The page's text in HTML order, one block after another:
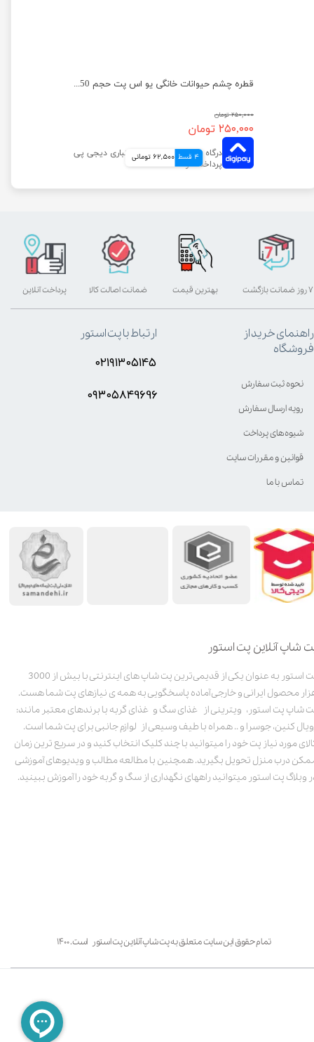
قطره چشم حیوانات خانگی یو اس پت حجم 50 میلی‌لیتر
۲۵۰,۰۰۰ تومان
۲۵۰,۰۰۰ تومان
4 قسط 62,500 تومانی
شاپ آنلاین پت استور
پت استور به عنوان یکی از قدیمی‌ترین پت شاپ های اینترنتی با بیش از 3000
محصول ایرانی و خارجی آماده پاسخگویی به همه ی نیازهای پت شما هست.
شاپ پت استور، ویترینی از غذای سگ و غذای گربه با برندهای معتبر مانند:
کنین، جوسرا و .. همراه با طیف وسیعی از لوازم جانبی برای پت شما است.
مورد نیاز پت خود را میتوانید با چند کلیک انتخاب کنید و در سریع ترین زمان
درب منزل تحویل بگیرید. همچنین با مطالعه مطالب و ویدیوهای آموزشی
وبلاگ پت استور میتوانید راههای نگهداری از سگ و گربه خود را آموزش ببینید.
تمام حقوق این سایت متعلق به پت شاپ آنلاین پت استور است. ۱۴۰۰
بهترین قیمت پرداخت آنلاین ۷ روز ضمانت بازگشت ضمانت اصالت کالا
راهنمای خرید از
فروشگاه
نحوه ثبت سفارش
رویه ارسال سفارش
شیوه‌های پرداخت
قوانین و مقررات سایت
تماس با ما
ارتباط با پت استور
۰۲۱۹۱۳۰۵۱۴۵
۰۹۳۰۵8۴9696